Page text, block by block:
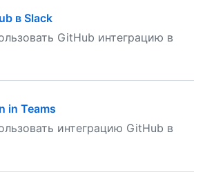
в Slack
GitHub интеграцию в
in Teams
интеграцию GitHub в